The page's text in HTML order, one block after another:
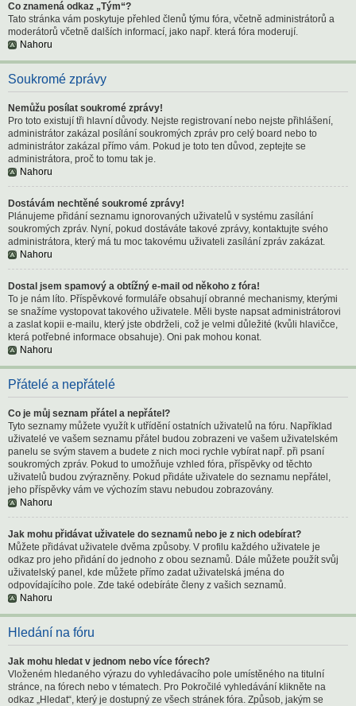
Co znamená odkaz „Tým“?
Tato stránka vám poskytuje přehled členů týmu fóra, včetně administrátorů a
moderátorů včetně dalších informací, jako např. která fóra moderují.
Nahoru
Soukromé zprávy
Nemůžu posílat soukromé zprávy!
Pro toto existují tři hlavní důvody. Nejste registrovaní nebo nejste přihlášení,
administrátor zakázal posílání soukromých zpráv pro celý board nebo to
administrátor zakázal přímo vám. Pokud je toto ten důvod, zeptejte se
administrátora, proč to tomu tak je.
Nahoru
Dostávám nechtěné soukromé zprávy!
Plánujeme přidání seznamu ignorovaných uživatelů v systému zasílání
soukromých zpráv. Nyní, pokud dostáváte takové zprávy, kontaktujte svého
administrátora, který má tu moc takovému uživateli zasílání zpráv zakázat.
Nahoru
Dostal jsem spamový a obtížný e-mail od někoho z fóra!
To je nám líto. Příspěvkové formuláře obsahují obranné mechanismy, kterými
se snažíme vystopovat takového uživatele. Měli byste napsat administrátorovi
a zaslat kopii e-mailu, který jste obdrželi, což je velmi důležité (kvůli hlavičce,
která potřebné informace obsahuje). Oni pak mohou konat.
Nahoru
Přátelé a nepřátelé
Co je můj seznam přátel a nepřátel?
Tyto seznamy můžete využít k utřídění ostatních uživatelů na fóru. Například
uživatelé ve vašem seznamu přátel budou zobrazeni ve vašem uživatelském
panelu se svým stavem a budete z nich moci rychle vybírat např. při psaní
soukromých zpráv. Pokud to umožňuje vzhled fóra, příspěvky od těchto
uživatelů budou zvýrazněny. Pokud přidáte uživatele do seznamu nepřátel,
jeho příspěvky vám ve výchozím stavu nebudou zobrazovány.
Nahoru
Jak mohu přidávat uživatele do seznamů nebo je z nich odebírat?
Můžete přidávat uživatele dvěma způsoby. V profilu každého uživatele je
odkaz pro jeho přidání do jednoho z obou seznamů. Dále můžete použít svůj
uživatelský panel, kde můžete přímo zadat uživatelská jména do
odpovídajícího pole. Zde také odebíráte členy z vašich seznamů.
Nahoru
Hledání na fóru
Jak mohu hledat v jednom nebo více fórech?
Vloženém hledaného výrazu do vyhledávacího pole umístěného na titulní
stránce, na fórech nebo v tématech. Pro Pokročilé vyhledávání klikněte na
odkaz „Hledat“, který je dostupný ze všech stránek fóra. Způsob, jakým se